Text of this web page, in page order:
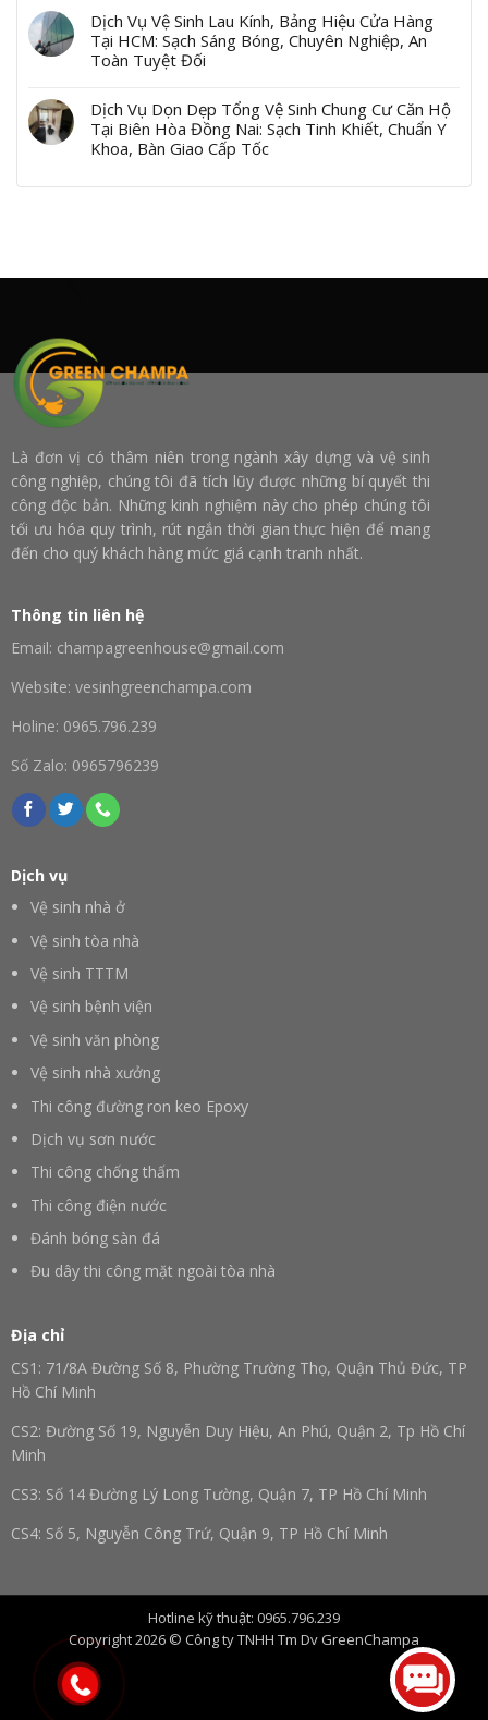
Dịch Vụ Vệ Sinh Lau Kính, Bảng Hiệu Cửa Hàng
Tại HCM: Sạch Sáng Bóng, Chuyên Nghiệp, An
Toàn Tuyệt Đối
Dịch Vụ Dọn Dẹp Tổng Vệ Sinh Chung Cư Căn Hộ
Tại Biên Hòa Đồng Nai: Sạch Tinh Khiết, Chuẩn Y
Khoa, Bàn Giao Cấp Tốc
Là đơn vị có thâm niên trong ngành xây dựng và vệ sinh
công nghiệp, chúng tôi đã tích lũy được những bí quyết thi
công độc bản. Những kinh nghiệm này cho phép chúng tôi
tối ưu hóa quy trình, rút ngắn thời gian thực hiện để mang
đến cho quý khách hàng mức giá cạnh tranh nhất.
Thông tin liên hệ
Email: champagreenhouse@gmail.com
Website: vesinhgreenchampa.com
Holine: 0965.796.239
Số Zalo: 0965796239
Dịch vụ
Vệ sinh nhà ở
Vệ sinh tòa nhà
Vệ sinh TTTM
Vệ sinh bệnh viện
Vệ sinh văn phòng
Vệ sinh nhà xưởng
Thi công đường ron keo Epoxy
Dịch vụ sơn nước
Thi công chống thấm
Thi công điện nước
Đánh bóng sàn đá
Đu dây thi công mặt ngoài tòa nhà
Địa chỉ
CS1: 71/8A Đường Số 8, Phường Trường Thọ, Quận Thủ Đức, TP
Hồ Chí Minh
CS2: Đường Số 19, Nguyễn Duy Hiệu, An Phú, Quận 2, Tp Hồ Chí
Minh
CS3: Số 14 Đường Lý Long Tường, Quận 7, TP Hồ Chí Minh
CS4: Số 5, Nguyễn Công Trứ, Quận 9, TP Hồ Chí Minh
Minh
CS6: Số 16, Phường Trung Dũng, Đồng Nai, Tp. Hồ Chí Minh
CS7: Số 54, Thùy Vân, Phường 2, Tp. Vũng Tàu, Bà Rịa – Vũng
Hotline kỹ thuật: 0965.796.239
Copyright 2026 © Công ty TNHH Tm Dv GreenChampa